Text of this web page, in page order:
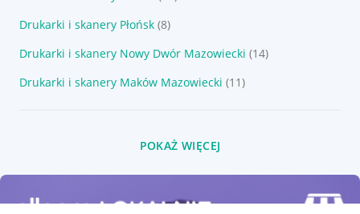
Drukarki i skanery Płońsk (8)
Drukarki i skanery Nowy Dwór Mazowiecki (14)
Drukarki i skanery Maków Mazowiecki (11)
POKAŻ WIĘCEJ